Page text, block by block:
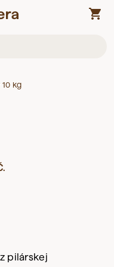
shopping_cart
kg
pilárskej